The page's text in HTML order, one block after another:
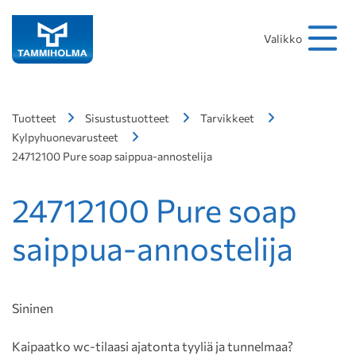
Valikko
Tuotteet Sisustustuotteet
Tarvikkeet
Kylpyhuonevarusteet
24712100 Pure soap saippua-annostelija
24712100 Pure soap
saippua-annostelija
Sininen
Kaipaatko wc-tilaasi ajatonta tyyliä ja tunnelmaa?